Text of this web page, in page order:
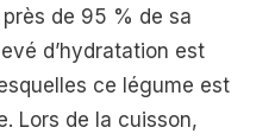
de 95 % de sa
d’hydratation est
ce légume est
Lors de la cuisson,